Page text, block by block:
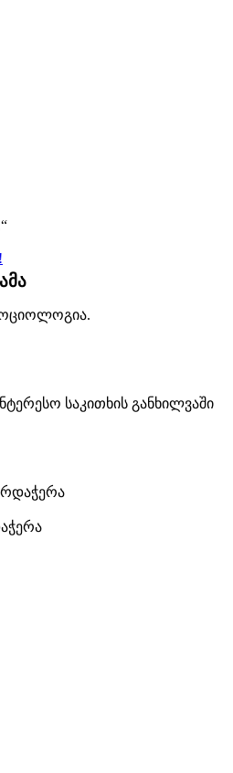
საკითხის განხილვაში